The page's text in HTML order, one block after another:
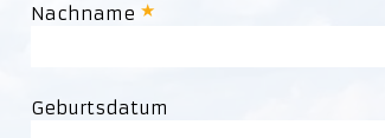
Nachname
Geburtsdatum